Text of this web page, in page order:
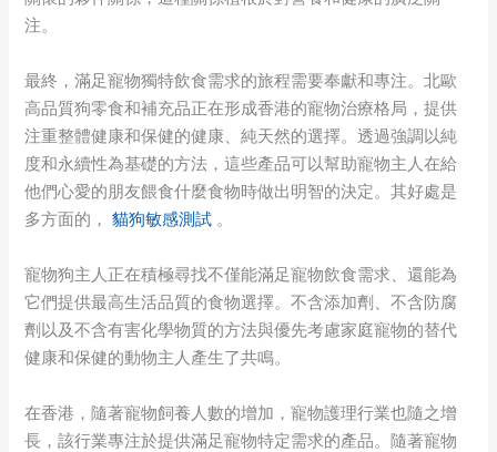
注。
最終，滿足寵物獨特飲食需求的旅程需要奉獻和專注。北歐
高品質狗零食和補充品正在形成香港的寵物治療格局，提供
注重整體健康和保健的健康、純天然的選擇。透過強調以純
度和永續性為基礎的方法，這些產品可以幫助寵物主人在給
他們心愛的朋友餵食什麼食物時做出明智的決定。其好處是
多方面的，貓狗敏感測試 。
寵物狗主人正在積極尋找不僅能滿足寵物飲食需求、還能為
它們提供最高生活品質的食物選擇。不含添加劑、不含防腐
劑以及不含有害化學物質的方法與優先考慮家庭寵物的替代
健康和保健的動物主人產生了共鳴。
在香港，隨著寵物飼養人數的增加，寵物護理行業也隨之增
長，該行業專注於提供滿足寵物特定需求的產品。隨著寵物